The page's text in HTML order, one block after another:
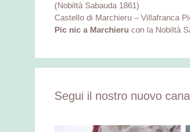
(Nobiltà Sabauda 1861)
Castello di Marchieru – Villafranca
Pic nic a Marchieru con la Nobiltà
Segui il nostro nuovo